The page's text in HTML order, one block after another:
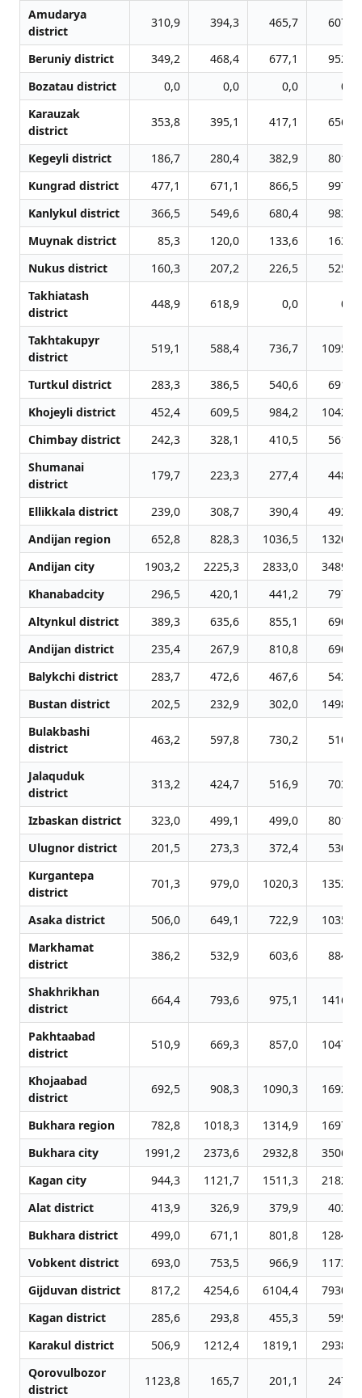
Amudarya
district
310,9 394,3 465,7 607,8
Beruniy district 349,2 468,4 677,1
952,8
Bozatau district
0,0 0,0 0,0
0,0
Karauzak
district
353,8 395,1 417,1 656,7
Kegeyli district 186,7 280,4 382,9
801,7
Kungrad district
477,1 671,1 866,5
997,4
Kanlykul district
366,5 549,6 680,4
983,0
Muynak district
85,3 120,0 133,6
163,8
Nukus district
160,3 207,2 226,5
525,7
Takhiatash
district
448,9 618,9 0,0 0,0
Takhtakupyr
district
519,1 588,4 736,7 1095,5
Turtkul district 283,3 386,5 540,6
691,1
Khojeyli district
452,4 609,5 984,2
1042,1
Chimbay district
242,3 328,1 410,5
561,8
Shumanai
district
179,7 223,3 277,4 448,5
Ellikkala district 239,0 308,7 390,4
492,8
Andijan region
652,8 828,3 1036,5
1320,1
Andijan city
1903,2 2225,3 2833,0
3489,2
Khanabadcity
296,5 420,1 441,2
797,3
Altynkul district
389,3 635,6 855,1
690,2
Andijan district
235,4 267,9 810,8
690,5
Balykchi district
283,7 472,6 467,6
542,8
Bustan district
202,5 232,9 302,0
1498,3
Bulakbashi
district
463,2 597,8 730,2 510,9
Jalаquduk
district
313,2 424,7 516,9 703,9
Izbaskan district 323,0 499,1 499,0
801,6
Ulugnor district
201,5 273,3 372,4
530,0
Kurgantepa
district
701,3 979,0 1020,3 1352,5
Asaka district 506,0 649,1 722,9
1035,7
Markhamat
district
386,2 532,9 603,6 884,5
Shakhrikhan
district
664,4 793,6 975,1 1416,4
Pakhtaabad
district
510,9 669,3 857,0 1047,7
Khojaabad
district
692,5 908,3 1090,3 1692,9
Bukhara region 782,8 1018,3 1314,9
1697,1
Bukhara city
1991,2 2373,6 2932,8
3506,4
Kagan city
944,3 1121,7 1511,3
2182,1
Alat district
413,9 326,9 379,9
402,3
Bukhara district
499,0 671,1 801,8
1284,3
Vobkent district
693,0 753,5 966,9
1173,1
Gijduvan district
817,2 4254,6 6104,4
7930,1
Kagan district
285,6 293,8 455,3
599,8
Karakul district
506,9 1212,4 1819,1
2938,2
Qorovulbozor
district
1123,8 165,7 201,1 247,0